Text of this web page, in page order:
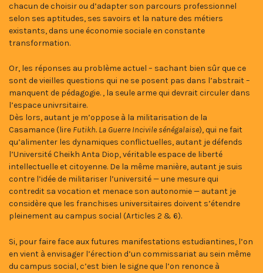
chacun de choisir ou d’adapter son parcours professionnel
selon ses aptitudes, ses savoirs et la nature des métiers
existants, dans une économie sociale en constante
transformation.
Or, les réponses au problème actuel – sachant bien sûr que ce
sont de vieilles questions qui ne se posent pas dans l’abstrait –
manquent de pédagogie. , la seule arme qui devrait circuler dans
l’espace univrsitaire.
Dès lors, autant je m’oppose à la militarisation de la
Casamance (lire Futikh. La Guerre Incivile sénégalaise), qui ne fait
qu’alimenter les dynamiques conflictuelles, autant je défends
l’Université Cheikh Anta Diop, véritable espace de liberté
intellectuelle et citoyenne. De la même manière, autant je suis
contre l’idée de militariser l’université — une mesure qui
contredit sa vocation et menace son autonomie — autant je
considère que les franchises universitaires doivent s’étendre
pleinement au campus social (Articles 2 & 6).
Si, pour faire face aux futures manifestations estudiantines, l’on
en vient à envisager l’érection d’un commissariat au sein même
du campus social, c’est bien le signe que l’on renonce à